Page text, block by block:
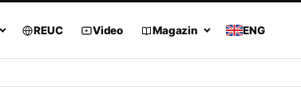
REUC Video Magazin ENG